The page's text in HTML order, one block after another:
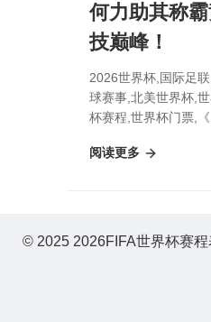
何力助其称
技巅峰！
2026世界杯,国际足联
球赛事,北美世界杯,
杯赛程,世界杯门票,《
辣武器评测】P90-雷暴
阅读更多
© 2025 2026FIFA世界杯赛